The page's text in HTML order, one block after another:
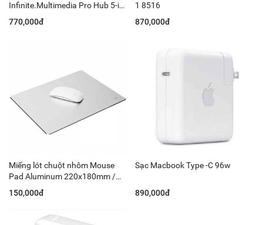
Infinite.Multimedia Pro Hub 5-in-
770,000đ
1 8516
870,000đ
Miếng lót chuột nhôm Mouse
Pad Aluminum 220x180mm /
MOUSEPAD
150,000đ
Sạc Macbook Type -C 96w
890,000đ